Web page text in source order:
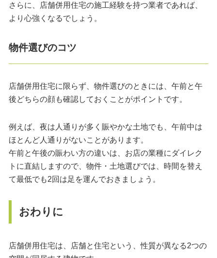
さらに、店舗併用住宅の施工経験を持つ業者であれば、
より心強くなるでしょう。
物件選びのコツ
店舗併用住宅に限らず、物件選びのときには、午前と午
後どちらの顔も確認しておくことがポイントです。
例えば、夜は人通りが多く賑やかな土地でも、午前中は
ほとんど人通りがないことがあります。
午前と午後の賑わい方の違いは、お店の業種にダイレク
トに直結しますので、物件・土地選びでは、時間を替え
て最低でも2回は足を運んでおきましょう。
おわりに
店舗併用住宅は、店舗と住宅という、性質が異なる2つの